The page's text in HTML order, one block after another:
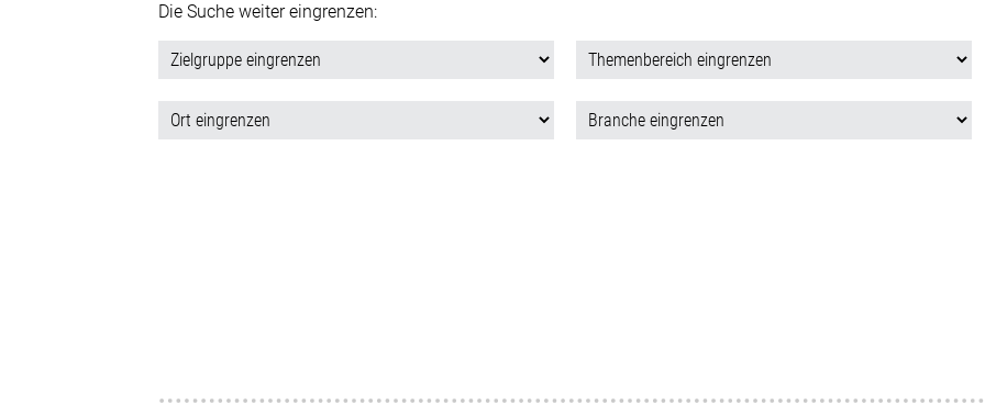
0211 9046-0
E-Mail senden
Newsletter
Die Suche weiter eingrenzen: